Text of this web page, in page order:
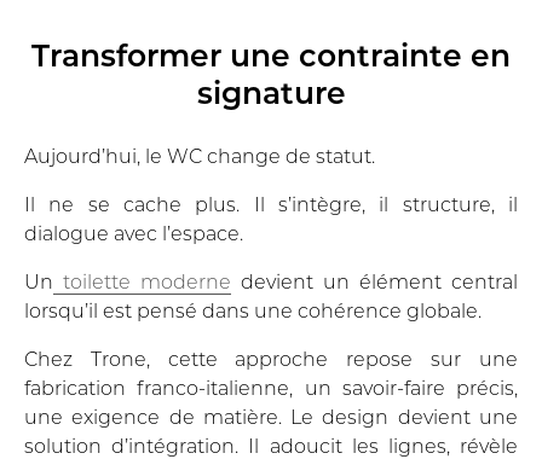
Transformer une contrainte en
signature
Aujourd’hui, le WC change de statut.
Il ne se cache plus. Il s’intègre, il structure, il
dialogue avec l’espace.
Un toilette moderne devient un élément central
lorsqu’il est pensé dans une cohérence globale.
Chez Trone, cette approche repose sur une
fabrication franco-italienne, un savoir-faire précis,
une exigence de matière. Le design devient une
solution d’intégration. Il adoucit les lignes, révèle